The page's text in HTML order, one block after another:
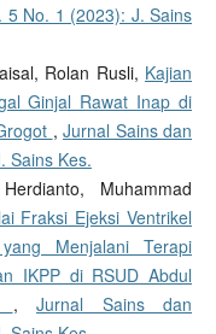
5 No. 1 (2023): J. Sains
Rolan Rusli, Kajian
Ginjal Rawat Inap di
,Jurnal Sains dan
Sains Kes.
Muhammad
Fraksi Ejeksi Ventrikel
Menjalani Terapi
IKPP di RSUD Abdul
,Jurnal Sains dan